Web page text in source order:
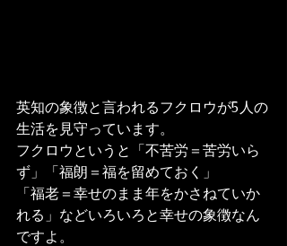
英知の象徴と言われるフクロウが5人の
生活を見守っています。
フクロウというと「不苦労＝苦労いら
ず」「福朗＝福を留めておく」
「福老＝幸せのまま年をかさねていか
れる」などいろいろと幸せの象徴なん
ですよ。